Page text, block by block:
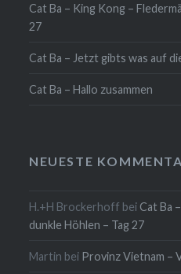
Cat Ba – King Kong –
27
Cat Ba – Jetzt gibts was auf
Cat Ba – Hallo zusammen
NEUESTE
H.+H Brockerhoff bei Cat Ba
dunkle Höhlen – Tag 27
Martin bei Provinz Vietnam –